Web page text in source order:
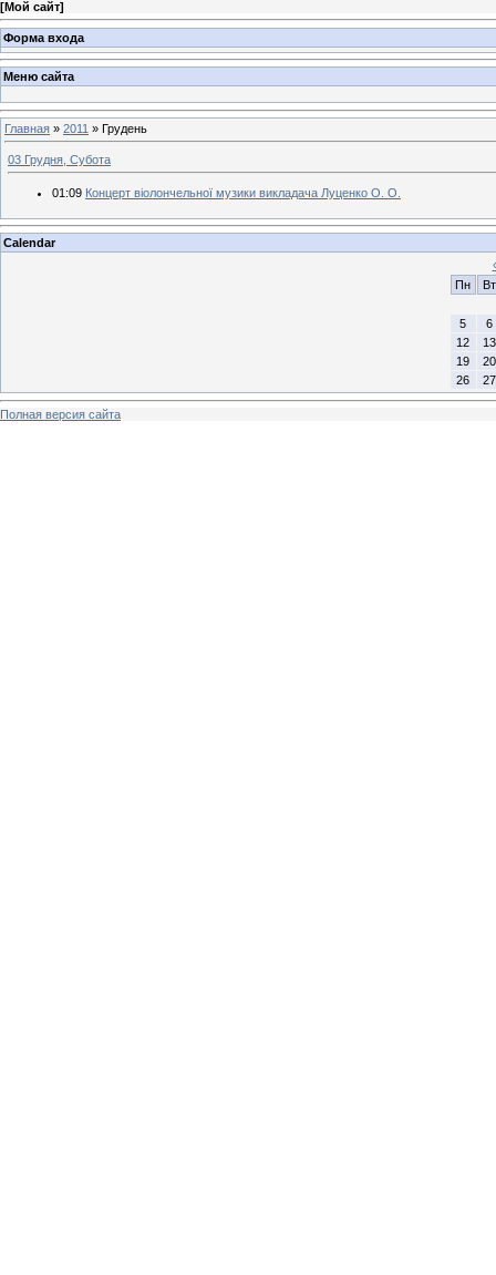
[Мой сайт]
Форма входа
Меню сайта
Главная » 2011 » Грудень
03 Грудня, Субота
01:09 Концерт віолончельної музики викладача Луценко О. О.
Calendar
Пн
Вт
5
6
12
13
19
20
26
27
Полная версия сайта